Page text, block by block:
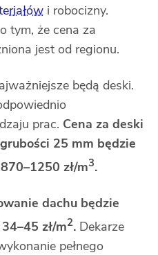
i robocizny.
tym, że cena za
jest od regionu.
będą deski.
prac. Cena za deski
25 mm będzie
zł/m3.
dachu będzie
zł/m2. Dekarze
pełnego